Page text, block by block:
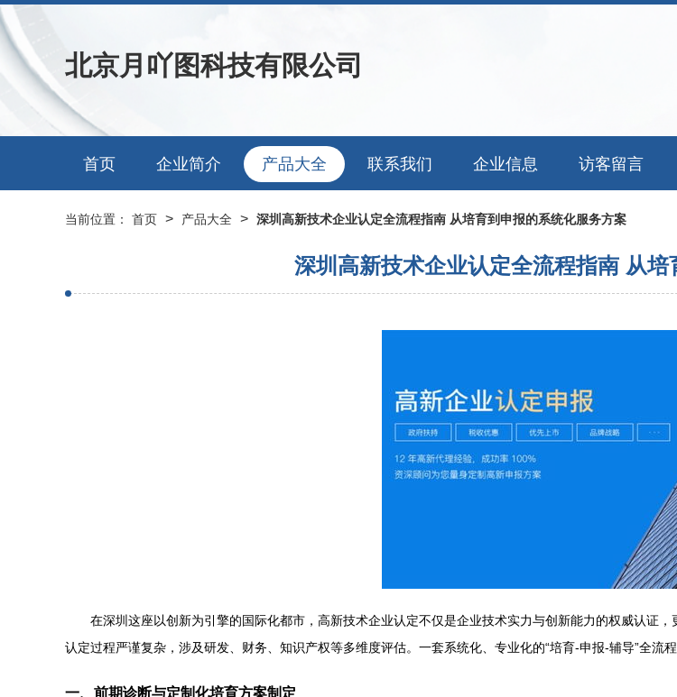
北京月吖图科技有限公司
首页 企业简介 产品大全 联系我们 企业信息 访客留言
当前位置： 首页 > 产品大全 > 深圳高新技术企业认定全流程指南 从培育到申报的系统化服务方案
深圳高新技术企业认定全流程指南 从
在深圳这座以创新为引擎的国际化都市，高新技术企业认定不仅是企业技术实力与创新能力的权威认证
认定过程严谨复杂，涉及研发、财务、知识产权等多维度评估。一套系统化、专业化的“培育-申报-辅导”全流
一、前期诊断与定制化培育方案制定